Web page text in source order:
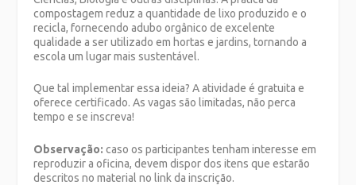
compostagem reduz a quantidade de lixo produzido e o
recicla, fornecendo adubo orgânico de excelente
qualidade a ser utilizado em hortas e jardins, tornando a
escola um lugar mais sustentável.
Que tal implementar essa ideia? A atividade é gratuita e
oferece certificado. As vagas são limitadas, não perca
tempo e se inscreva!
Observação: caso os participantes tenham interesse em
reproduzir a oficina, devem dispor dos itens que estarão
descritos no material no link da inscrição.